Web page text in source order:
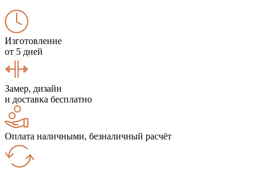
Изготовление
от 5 дней
Замер, дизайн
и доставка бесплатно
Оплата наличными, безналичный расчёт